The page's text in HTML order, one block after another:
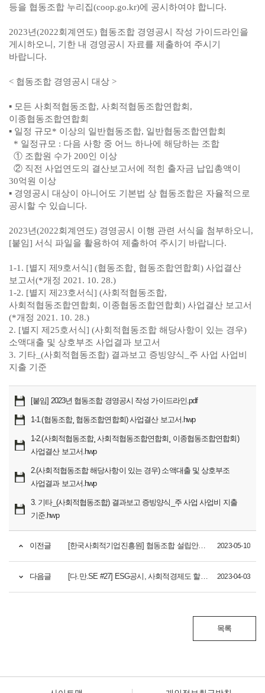
등을 협동조합 누리집(coop.go.kr)에 공시하여야 합니다.
2023년(2022회계연도) 협동조합 경영공시 작성 가이드라인을
게시하오니, 기한 내 경영공시 자료를 제출하여 주시기
바랍니다.
< 협동조합 경영공시 대상 >
▪ 모든 사회적협동조합, 사회적협동조합연합회,
이종협동조합연합회
▪ 일정 규모* 이상의 일반협동조합, 일반협동조합연합회
* 일정규모 : 다음 사항 중 어느 하나에 해당하는 조합
① 조합원 수가 200인 이상
② 직전 사업연도의 결산보고서에 적힌 출자금 납입총액이
30억원 이상
▪ 경영공시 대상이 아니어도 기본법 상 협동조합은 자율적으로
공시할 수 있습니다.
2023년(2022회계연도) 경영공시 이행 관련 서식을 첨부하오니,
[붙임] 서식 파일을 활용하여 제출하여 주시기 바랍니다.
1-1. [별지 제9호서식] (협동조합¸ 협동조합연합회) 사업결산
보고서(*개정 2021. 10. 28.)
1-2. [별지 제23호서식] (사회적협동조합,
사회적협동조합연합회, 이종협동조합연합회) 사업결산 보고서
(*개정 2021. 10. 28.)
2. [별지 제25호서식] (사회적협동조합 해당사항이 있는 경우)
소액대출 및 상호부조 사업결과 보고서
3. 기타_(사회적협동조합) 결과보고 증빙양식_주 사업 사업비
지출 기준
[붙임] 2023년 협동조합 경영공시 작성 가이드라인.pdf
1-1.(협동조합¸ 협동조합연합회) 사업결산 보고서.hwp
1-2.(사회적협동조합¸ 사회적협동조합연합회¸ 이종협동조합연합회)
사업결산 보고서.hwp
2.(사회적협동조합 해당사항이 있는 경우) 소액대출 및 상호부조
사업결과 보고서.hwp
3. 기타_(사회적협동조합) 결과보고 증빙양식_주 사업 사업비 지출
기준.hwp
이전글 [한국사회적기업진흥원] 협동조합 설립안내 브로슈어 <협동조합, 네가 참 좋아> 2023-05-10
다음글 [다.만.SE #27] ESG공시, 사회적경제도 할 수 있어! with. 사회적가치측정 2023-04-03
목록